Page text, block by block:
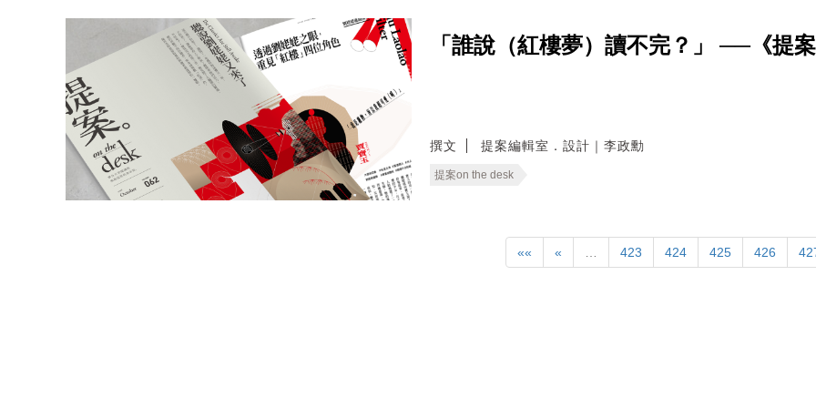
「誰說（紅樓夢）讀不完？」 ──《提
撰文 提案編輯室．設計｜李政勳
提案on the desk
«« « … 423 424 425 426